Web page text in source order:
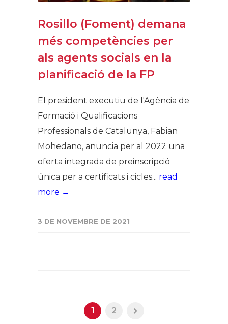
Rosillo (Foment) demana
més competències per
als agents socials en la
planificació de la FP
El president executiu de l'Agència de
Formació i Qualificacions
Professionals de Catalunya, Fabian
Mohedano, anuncia per al 2022 una
oferta integrada de preinscripció
única per a certificats i cicles... read
more →
3 DE NOVEMBRE DE 2021
1 2